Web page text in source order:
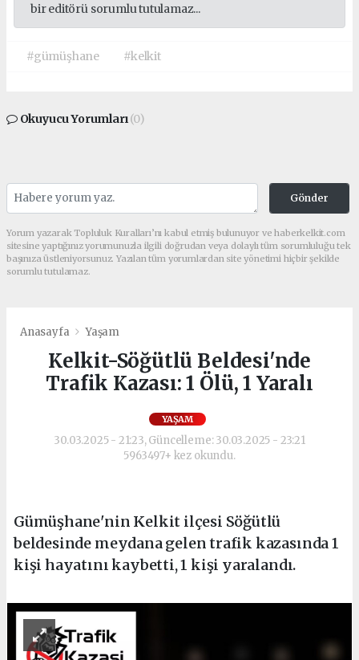
bir editörü sorumlu tutulamaz...
#gümüşhane #kelkit
Okuyucu Yorumları(0)
Gönder
Yorum yazarak Topluluk Kuralları’nı kabul etmiş bulunuyor ve haberkelkit.com
sitesine yaptığınız yorumunuzla ilgili doğrudan veya dolaylı tüm sorumluluğu tek
başınıza üstleniyorsunuz. Yazılan tüm yorumlardan site yönetimi hiçbir şekilde
sorumlu tutulamaz.
Anasayfa Yaşam
Kelkit-Söğütlü Beldesi'nde
Trafik Kazası: 1 Ölü, 1 Yaralı
YAŞAM
30.03.2025 - 21:23, Güncelleme: 30.03.2025 - 23:21
5963497+ kez okundu.
Gümüşhane'nin Kelkit ilçesi Söğütlü
beldesinde meydana gelen trafik kazasında 1
kişi hayatını kaybetti, 1 kişi yaralandı.